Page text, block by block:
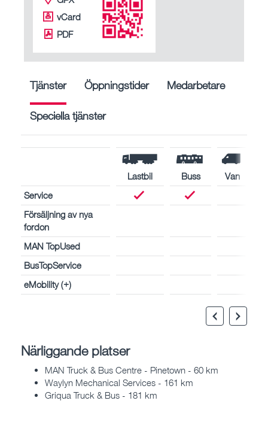
vCard
PDF
Tjänster Öppningstider Medarbetare
Speciella tjänster
Lastbil Buss
Van
Service
Försäljning av nya
fordon
MAN TopUsed
BusTopService
eMobility (+)
Närliggande platser
MAN Truck & Bus Centre - Pinetown - 60 km
Waylyn Mechanical Services - 161 km
Griqua Truck & Bus - 181 km